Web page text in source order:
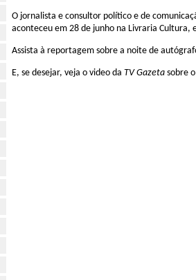
O jornalista e consultor político e de
aconteceu em 28 de junho na Livraria Cultura,
Assista à reportagem sobre a noite de
E, se desejar, veja o video da TV Gazeta sobre